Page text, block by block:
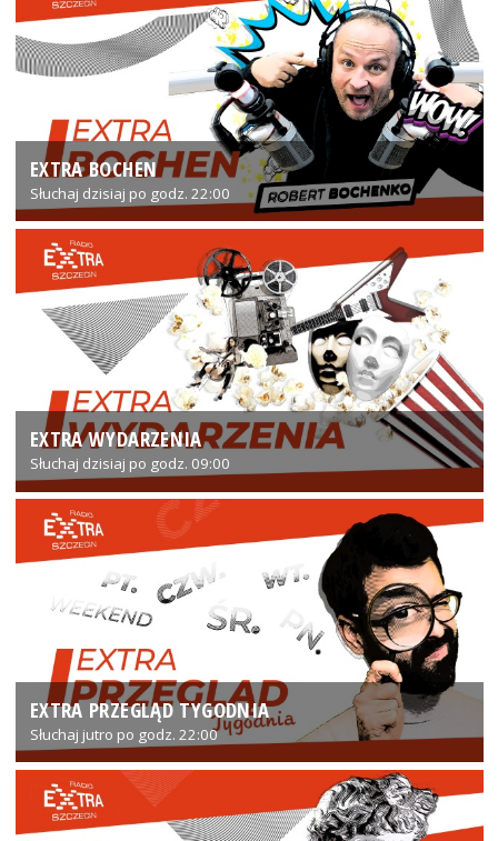
EXTRA BOCHEN
Słuchaj dzisiaj po godz. 22:00
EXTRA WYDARZENIA
Słuchaj dzisiaj po godz. 09:00
EXTRA PRZEGLĄD TYGODNIA
Słuchaj jutro po godz. 22:00